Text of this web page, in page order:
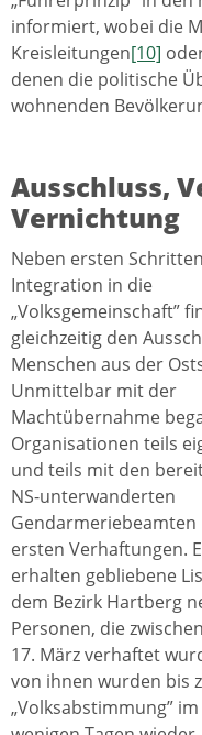
informiert, wobei die
Kreisleitungen[10]
denen die politische
wohnenden
Ausschluss,
Vernichtung
Neben ersten
Integration in die
„Volksgemeinschaft”
gleichzeitig den
Menschen aus der
Unmittelbar mit der
Machtübernahme
Organisationen teils
und teils mit den
NS-unterwanderten
Gendarmeriebeamten
ersten Verhaftungen.
erhalten gebliebene
dem Bezirk Hartberg
Personen, die
17. März verhaftet
von ihnen wurden bis
„Volksabstimmung”